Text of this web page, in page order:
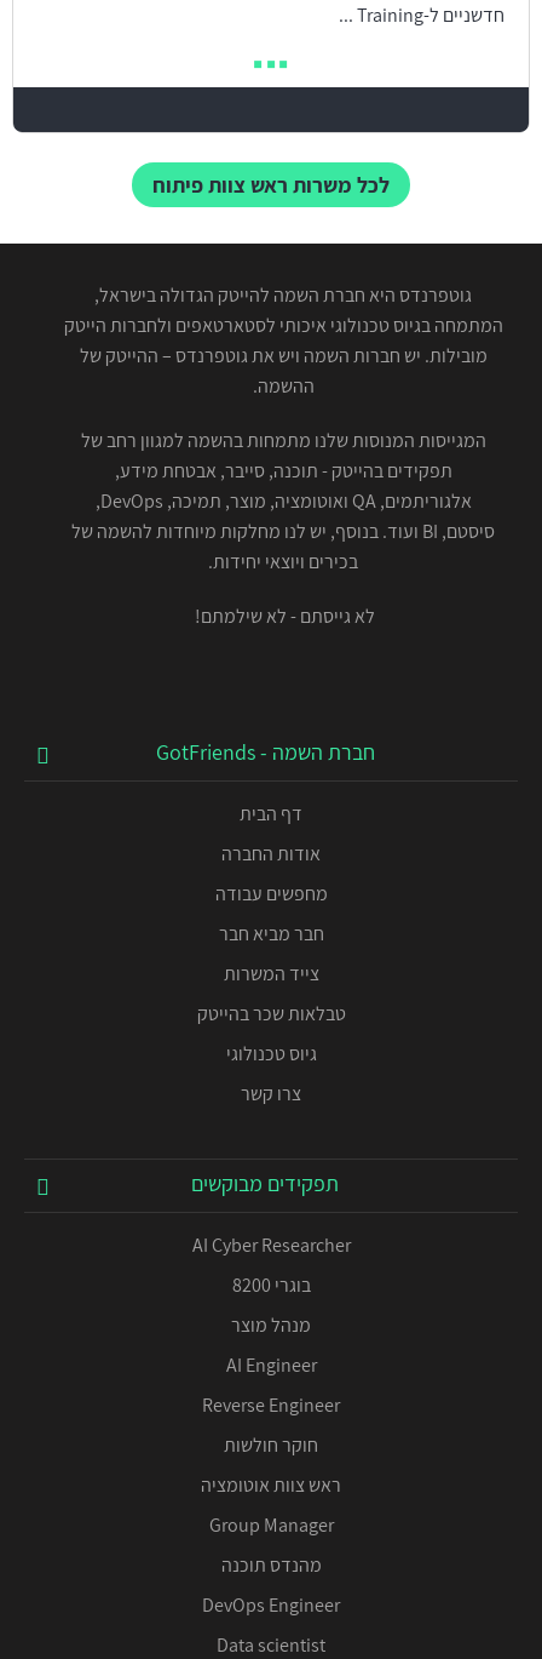
חדשניים ל-Training ...
לכל משרות ראש צוות פיתוח
גוטפרנדס היא חברת השמה להייטק הגדולה בישראל,
המתמחה בגיוס טכנולוגי איכותי לסטארטאפים ולחברות הייטק
מובילות. יש חברות השמה ויש את גוטפרנדס – ההייטק של
ההשמה.
המגייסות המנוסות שלנו מתמחות בהשמה למגוון רחב של
תפקידים בהייטק - תוכנה, סייבר, אבטחת מידע,
אלגוריתמים, QA ואוטומציה, מוצר, תמיכה, DevOps,
סיסטם, BI ועוד. בנוסף, יש לנו מחלקות מיוחדות להשמה של
בכירים ויוצאי יחידות.
לא גייסתם - לא שילמתם!
חברת השמה - GotFriends
דף הבית
אודות החברה
מחפשים עבודה
חבר מביא חבר
צייד המשרות
טבלאות שכר בהייטק
גיוס טכנולוגי
צרו קשר
תפקידים מבוקשים
AI Cyber Researcher
בוגרי 8200
מנהל מוצר
AI Engineer
Reverse Engineer
חוקר חולשות
ראש צוות אוטומציה
Group Manager
מהנדס תוכנה
DevOps Engineer
Data scientist